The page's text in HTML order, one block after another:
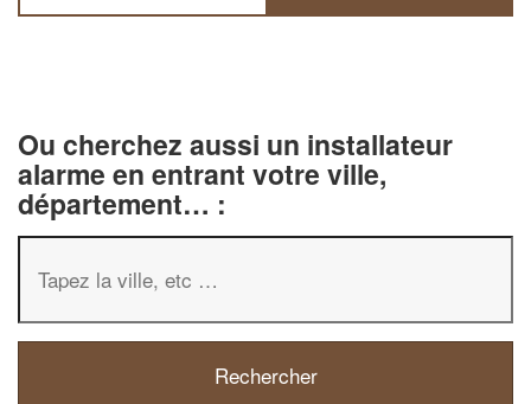
Ou cherchez aussi un installateur
alarme en entrant votre ville,
département… :